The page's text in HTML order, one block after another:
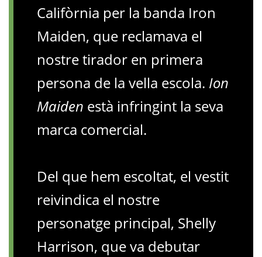
Califòrnia per la banda Iron
Maiden, que reclamava el
nostre tirador en primera
persona de la vella escola. Ion
Maiden està infringint la seva
marca comercial.
Del que hem escoltat, el vestit
reivindica el nostre
personatge principal, Shelly
Harrison, que va debutar